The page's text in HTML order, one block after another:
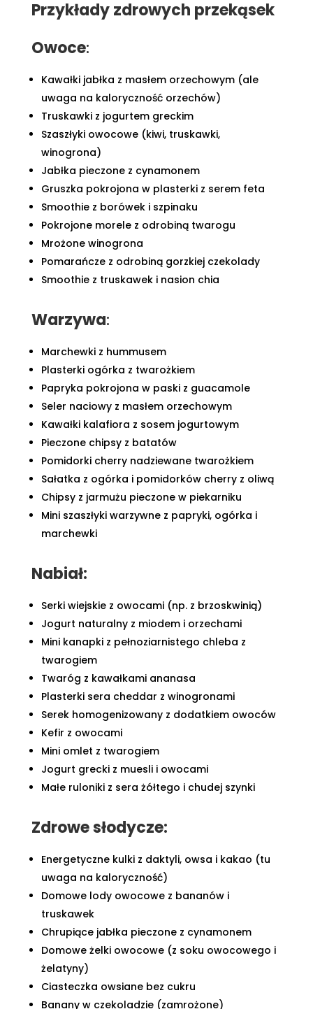
Przykłady zdrowych przekąsek
Owoce:
Kawałki jabłka z masłem orzechowym (ale
uwaga na kaloryczność orzechów)
Truskawki z jogurtem greckim
Szaszłyki owocowe (kiwi, truskawki,
winogrona)
Jabłka pieczone z cynamonem
Gruszka pokrojona w plasterki z serem feta
Smoothie z borówek i szpinaku
Pokrojone morele z odrobiną twarogu
Mrożone winogrona
Pomarańcze z odrobiną gorzkiej czekolady
Smoothie z truskawek i nasion chia
Warzywa:
Marchewki z hummusem
Plasterki ogórka z twarożkiem
Papryka pokrojona w paski z guacamole
Seler naciowy z masłem orzechowym
Kawałki kalafiora z sosem jogurtowym
Pieczone chipsy z batatów
Pomidorki cherry nadziewane twarożkiem
Sałatka z ogórka i pomidorków cherry z oliwą
Chipsy z jarmużu pieczone w piekarniku
Mini szaszłyki warzywne z papryki, ogórka i
marchewki
Nabiał:
Serki wiejskie z owocami (np. z brzoskwinią)
Jogurt naturalny z miodem i orzechami
Mini kanapki z pełnoziarnistego chleba z
twarogiem
Twaróg z kawałkami ananasa
Plasterki sera cheddar z winogronami
Serek homogenizowany z dodatkiem owoców
Kefir z owocami
Mini omlet z twarogiem
Jogurt grecki z muesli i owocami
Małe ruloniki z sera żółtego i chudej szynki
Zdrowe słodycze:
Energetyczne kulki z daktyli, owsa i kakao (tu
uwaga na kaloryczność)
Domowe lody owocowe z bananów i
truskawek
Chrupiące jabłka pieczone z cynamonem
Domowe żelki owocowe (z soku owocowego i
żelatyny)
Ciasteczka owsiane bez cukru
Banany w czekoladzie (zamrożone)